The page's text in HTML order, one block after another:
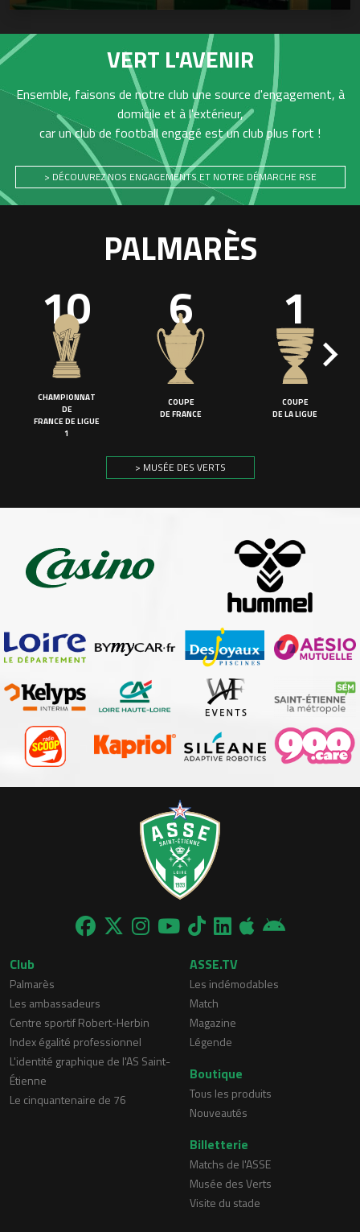
VERT L'AVENIR
Ensemble, faisons de notre club une source d'engagement, à
domicile et à l'extérieur,
car un club de football engagé est un club plus fort !
> DÉCOUVREZ NOS ENGAGEMENTS ET NOTRE DÉMARCHE RSE
PALMARÈS
10
CHAMPIONNAT
DE
FRANCE DE LIGUE
1
6
COUPE
DE FRANCE
1
COUPE
DE LA LIGUE
> MUSÉE DES VERTS
Club
Palmarès
Les ambassadeurs
Centre sportif Robert-Herbin
Index égalité professionnel
L'identité graphique de l'AS Saint-
Étienne
Le cinquantenaire de 76
ASSE.TV
Les indémodables
Match
Magazine
Légende
Boutique
Tous les produits
Nouveautés
Billetterie
Matchs de l'ASSE
Musée des Verts
Visite du stade